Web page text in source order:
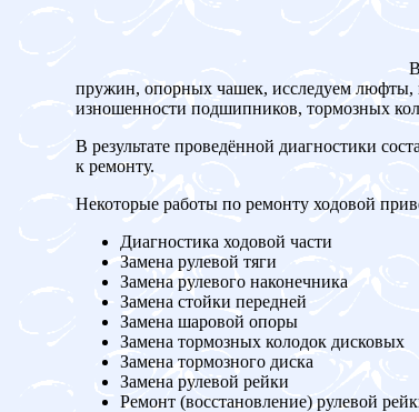
пружин, опорных чашек, исследуем люфты,
изношенности подшипников, тормозных
В результате проведённой диагностики
к ремонту.
Некоторые работы по ремонту ходовой
Диагностика ходовой части
Замена рулевой тяги
Замена рулевого наконечника
Замена стойки передней
Замена шаровой опоры
Замена тормозных колодок дисковых
Замена тормозного диска
Замена рулевой рейки
Ремонт (восстановление) рулевой